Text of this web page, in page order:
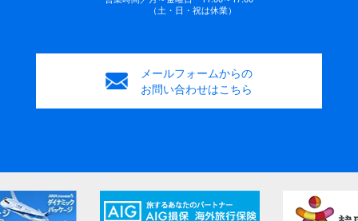
（土・日・祝は休業）
メールフォームからの
お問い合わせはこちら